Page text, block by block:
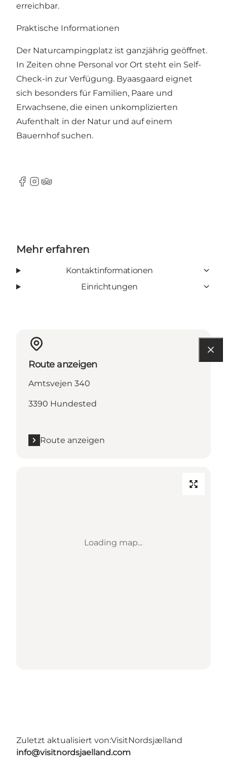
erreichbar.
Praktische Informationen
Der Naturcampingplatz ist ganzjährig geöffnet.
In Zeiten ohne Personal vor Ort steht ein Self-
Check-in zur Verfügung. Byaasgaard eignet
sich besonders für Familien, Paare und
Erwachsene, die einen unkomplizierten
Aufenthalt in der Natur und auf einem
Bauernhof suchen.
Facebook
Instagram
Tripadvisor
Mehr erfahren
Kontaktinformationen
Einrichtungen
Route anzeigen
Amtsvejen 340
3390 Hundested
Route anzeigen
Loading map...
Zuletzt aktualisiert von:VisitNordsjælland
info@visitnordsjaelland.com